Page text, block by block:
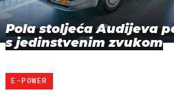
Pola stoljeća Audijeva
s jedinstvenim zvukom
E-POWER